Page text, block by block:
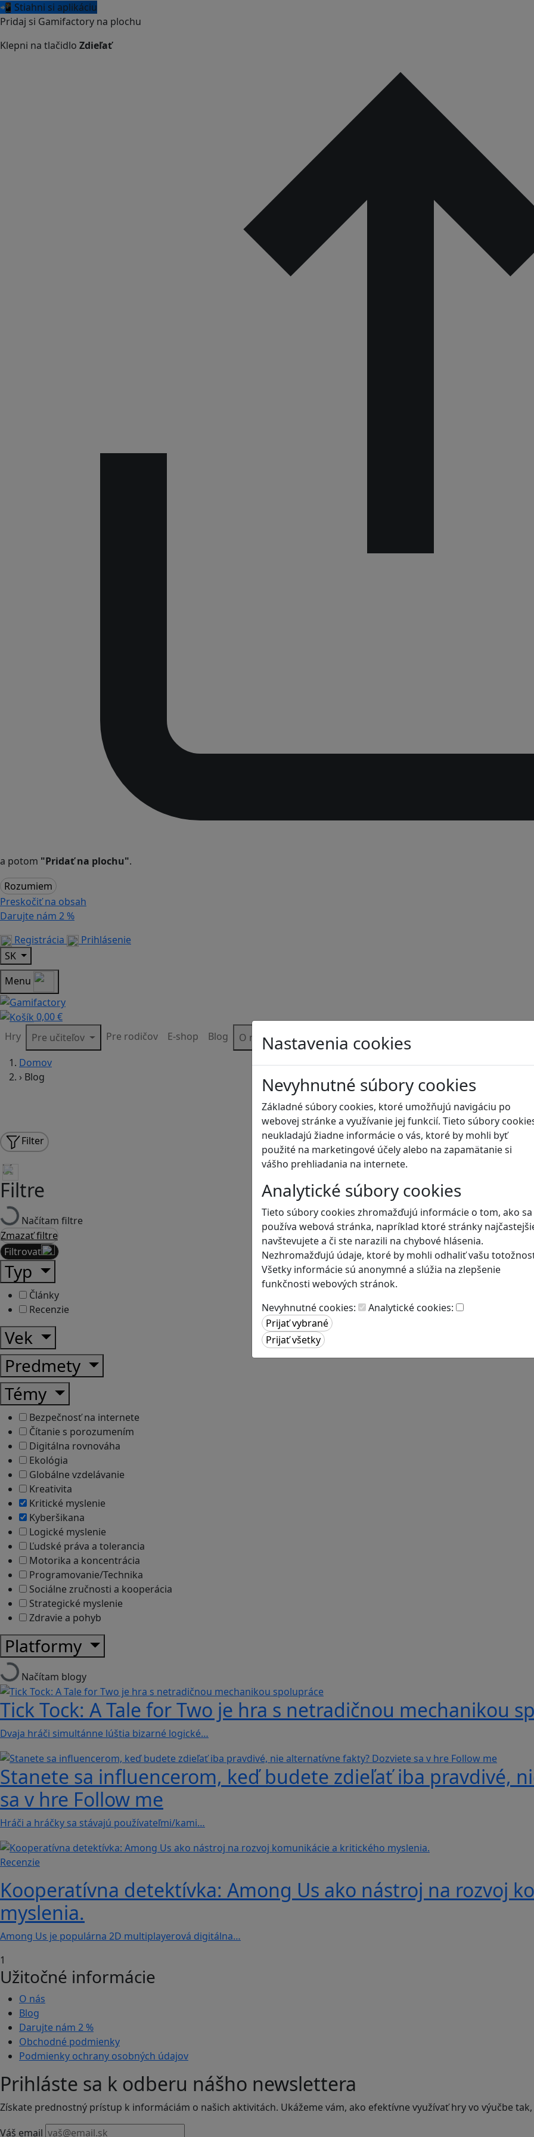
📲 Stiahni si aplikáciu
Pridaj si Gamifactory na plochu
Klepni na tlačidlo Zdieľať
a potom "Pridať na plochu".
Rozumiem
Preskočiť na obsah
Darujte nám 2 %
Registrácia
Prihlásenie
SK
Menu
0,00 €
Hry
Pre učiteľov Pre rodičov E-shop Blog O násNastavenia cookies
Nevyhnutné súbory cookies
Základné súbory cookies, ktoré umožňujú navigáciu po
webovej stránke a využívanie jej funkcií. Tieto súbory
neukladajú žiadne informácie o vás, ktoré by mohli byť
použité na marketingové účely alebo na zapamätanie si
vášho prehliadania na internete.
Analytické súbory cookies
Tieto súbory cookies zhromažďujú informácie o tom, ako sa
používa webová stránka, napríklad ktoré stránky
navštevujete a či ste narazili na chybové hlásenia.
Nezhromažďujú údaje, ktoré by mohli odhaliť vašu
Všetky informácie sú anonymné a slúžia na zlepšenie
funkčnosti webových stránok.
Nevyhnutné cookies:
Analytické cookies:
Domov
› Blog
Blog
Filter
Filtre
Načítam filtre
Zmazať filtre
Filtrovať
Typ
Články
Recenzie
Vek
Predmety
Témy
Bezpečnosť na internete
Čítanie s porozumením
Digitálna rovnováha
Ekológia
Globálne vzdelávanie
Kreativita
Kritické myslenie
Kyberšikana
Logické myslenie
Ľudské práva a tolerancia
Motorika a koncentrácia
Programovanie/Technika
Sociálne zručnosti a kooperácia
Strategické myslenie
Zdravie a pohyb
Platformy
Načítam blogy
Tick Tock: A Tale for Tw‪o je hra s netradičnou mechanikou
Dvaja hráči simultánne lúštia bizarné logické…
Stanete sa influencerom, keď budete zdieľať iba pravdivé,
sa v hre Follow me
Hráči a hráčky sa stávajú používateľmi/kami…
Recenzie
Kooperatívna detektívka: Among Us ako nástroj na rozvoj
myslenia.
Among Us je populárna 2D multiplayerová digitálna…
1
Užitočné informácie
O nás
Blog
Darujte nám 2 %
Obchodné podmienky
Podmienky ochrany osobných údajov
Prihláste sa k odberu nášho newslettera
Získate prednostný prístup k informáciám o našich aktivitách. Ukážeme vám, ako efektívne využívať hry vo výučbe
Váš email